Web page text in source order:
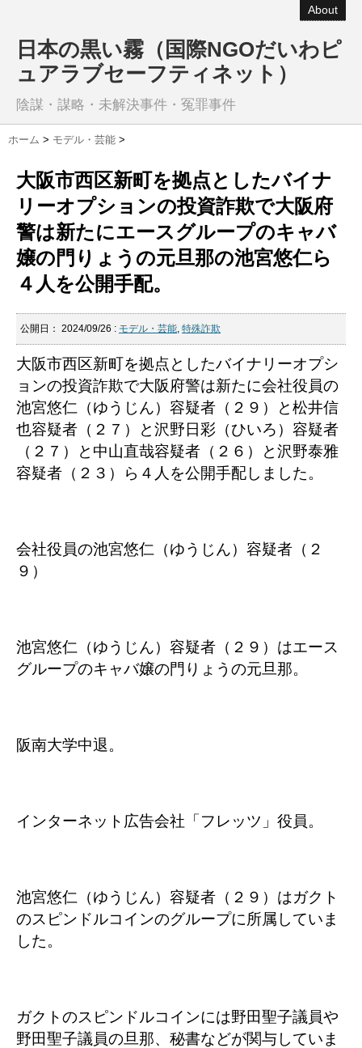
About
日本の黒い霧（国際NGOだいわピ
ュアラブセーフティネット）
陰謀・謀略・未解決事件・冤罪事件
ホーム > モデル・芸能 >
大阪市西区新町を拠点としたバイナ
リーオプションの投資詐欺で大阪府
警は新たにエースグループのキャバ
嬢の門りょうの元旦那の池宮悠仁ら
４人を公開手配。
公開日： 2024/09/26 : モデル・芸能, 特殊詐欺
大阪市西区新町を拠点としたバイナリーオプシ
ョンの投資詐欺で大阪府警は新たに会社役員の
池宮悠仁（ゆうじん）容疑者（２９）と松井信
也容疑者（２７）と沢野日彩（ひいろ）容疑者
（２７）と中山直哉容疑者（２６）と沢野泰雅
容疑者（２３）ら４人を公開手配しました。
会社役員の池宮悠仁（ゆうじん）容疑者（２
９）
池宮悠仁（ゆうじん）容疑者（２９）はエース
グループのキャバ嬢の門りょうの元旦那。
阪南大学中退。
インターネット広告会社「フレッツ」役員。
池宮悠仁（ゆうじん）容疑者（２９）はガクト
のスピンドルコインのグループに所属していま
した。
ガクトのスピンドルコインには野田聖子議員や
野田聖子議員の旦那、秘書などが関与していま